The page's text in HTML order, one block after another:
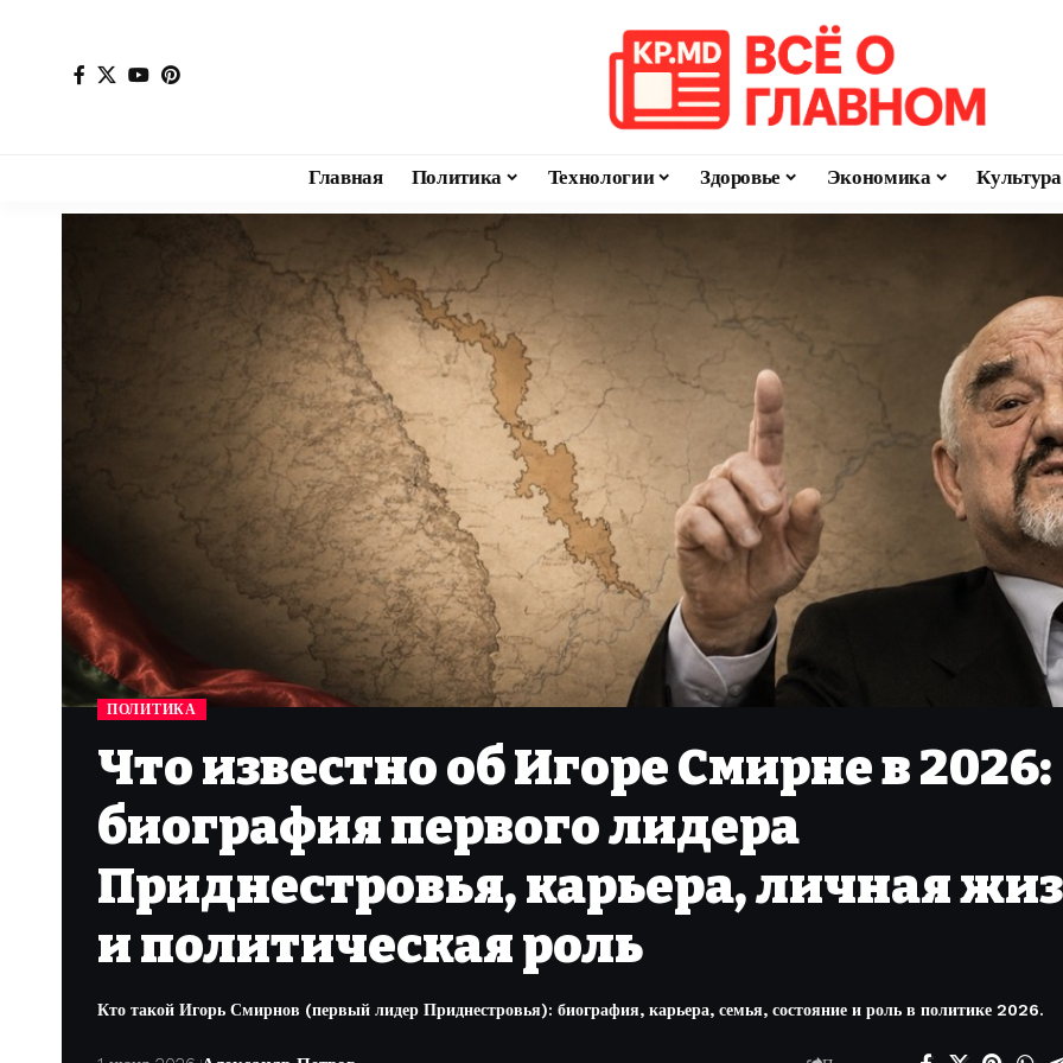
Главная Политика Технологии Здоровье Экономика Культура
ПОЛИТИКА
Что известно об Игоре Смирне в 2026:
биография первого лидера
Приднестровья, карьера, личная
и политическая роль
Кто такой Игорь Смирнов (первый лидер Приднестровья): биография, карьера, семья, состояние и роль в политике 2026.